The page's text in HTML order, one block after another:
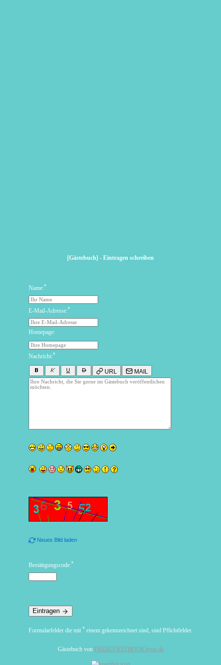
[Gästebuch] - Eintragen schreiben
Name:*
E-Mail-Adresse:*
Homepage:
Nachricht:*
URL MAIL
Neues Bild laden
Bestätigungscode:*
Eintragen
Formularfelder die mit * einem gekennzeichnet sind, sind Pflichtfelder.
Gästebuch von FREEGUESTBOOK4you.de